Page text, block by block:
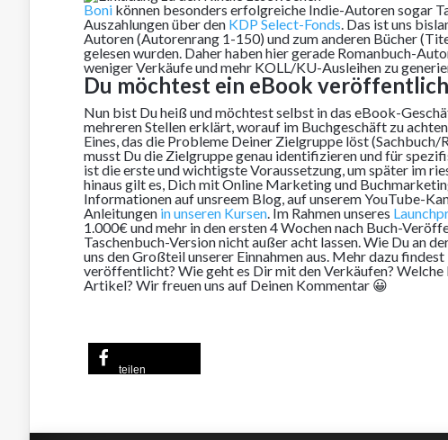
Boni können besonders erfolgreiche Indie-Autoren sogar
Auszahlungen über den KDP Select-Fonds. Das ist uns
Autoren (Autorenrang 1-150) und zum anderen Bücher
gelesen wurden. Daher haben hier gerade Romanbuch-
weniger Verkäufe und mehr KOLL/KU-Ausleihen zu
Du möchtest ein eBook
Nun bist Du heiß und möchtest selbst in das eBook-
mehreren Stellen erklärt, worauf im Buchgeschäft zu
Eines, das die Probleme Deiner Zielgruppe löst
musst Du die Zielgruppe genau identifizieren und für
ist die erste und wichtigste Voraussetzung, um später im
hinaus gilt es, Dich mit Online Marketing und
Informationen auf unsreem Blog, auf unserem YouTube-
Anleitungen in unseren Kursen. Im Rahmen unseres
1.000€ und mehr in den ersten 4 Wochen nach Buch-
Taschenbuch-Version nicht außer acht lassen. Wie Du an
uns den Großteil unserer Einnahmen aus. Mehr dazu findest
veröffentlicht? Wie geht es Dir mit den Verkäufen?
Artikel? Wir freuen uns auf Deinen Kommentar 😀
teilen